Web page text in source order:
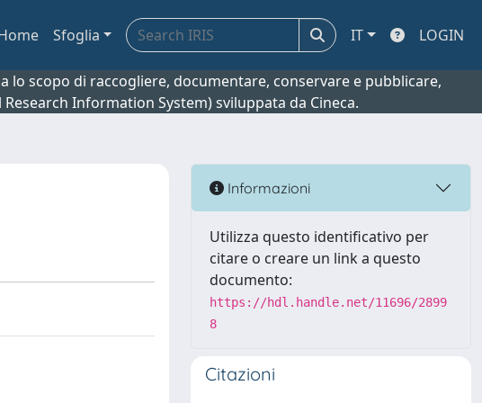
Sfoglia IT LOGIN
lo scopo di raccogliere, documentare, conservare e pubblicare,
Information System) sviluppata da Cineca.
Informazioni
Utilizza questo identificativo per
citare o creare un link a questo
documento:
https://hdl.handle.net/11696/2899
8
Citazioni